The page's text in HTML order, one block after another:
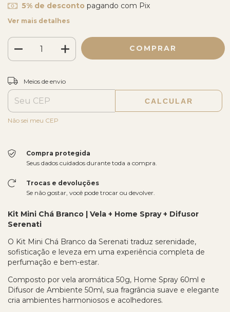
5% de desconto pagando com Pix
Ver mais detalhes
Entregas para o CEP:
Meios de envio
CALCULAR
Não sei meu CEP
Compra protegida
Seus dados cuidados durante toda a compra.
Trocas e devoluções
Se não gostar, você pode trocar ou devolver.
Kit Mini Chá Branco | Vela + Home Spray + Difusor
Serenati
O Kit Mini Chá Branco da Serenati traduz serenidade,
sofisticação e leveza em uma experiência completa de
perfumação e bem-estar.
Composto por vela aromática 50g, Home Spray 60ml e
Difusor de Ambiente 50ml, sua fragrância suave e elegante
cria ambientes harmoniosos e acolhedores.